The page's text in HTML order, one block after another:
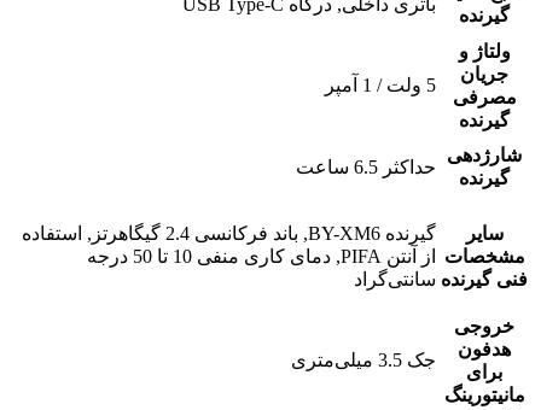
گیرنده
ولتاژ و
جریان
مصرفی
گیرنده
5 ولت / 1 آمپر
شارژدهی
گیرنده
حداکثر 6.5 ساعت
سایر
مشخصات
فنی گیرنده
گیرنده BY-XM6, باند فرکانسی 2.4 گیگاهرتز, استفاده
از آنتن PIFA, دمای کاری منفی 10 تا 50 درجه
سانتی‌‌گراد
خروجی
هدفون
برای
مانیتورینگ
جک 3.5 میلی‌متری